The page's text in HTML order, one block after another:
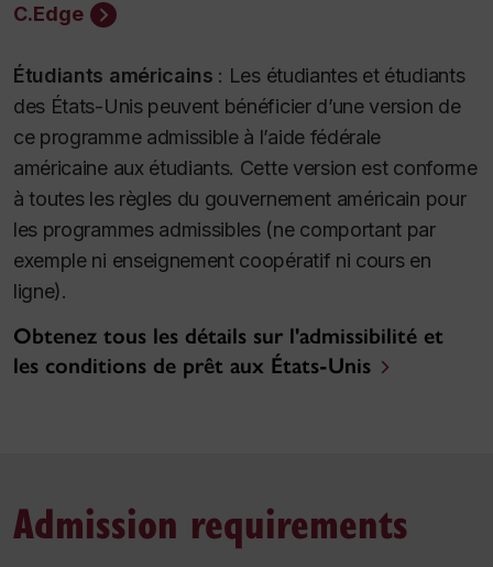
C.Edge
Étudiants américains : Les étudiantes et étudiants
des États-Unis peuvent bénéficier d’une version de
ce programme admissible à l’aide fédérale
américaine aux étudiants. Cette version est conforme
à toutes les règles du gouvernement américain pour
les programmes admissibles (ne comportant par
exemple ni enseignement coopératif ni cours en
ligne).
Obtenez tous les détails sur l'admissibilité et
les conditions de prêt aux États-Unis
Admission requirements